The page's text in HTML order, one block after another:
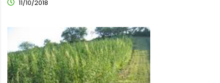
11/10/2018